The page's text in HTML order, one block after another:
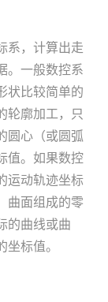
系，计算出走
。一般数控系
状比较简单的
轮廓加工，只
圆心（或圆弧
值。如果数控
运动轨迹坐标
曲面组成的零
的曲线或曲
标值。